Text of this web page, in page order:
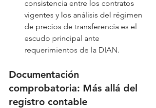
consistencia entre los contratos
vigentes y los análisis del régimen
de precios de transferencia es el
escudo principal ante
requerimientos de la DIAN.
Documentación
comprobatoria: Más allá del
registro contable